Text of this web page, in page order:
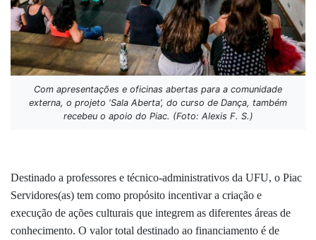
Com apresentações e oficinas abertas para a comunidade
externa, o projeto ‘Sala Aberta’, do curso de Dança, também
recebeu o apoio do Piac. (Foto: Alexis F. S.)
Destinado a professores e técnico-administrativos da UFU, o Piac
Servidores(as) tem como propósito incentivar a criação e
execução de ações culturais que integrem as diferentes áreas de
conhecimento. O valor total destinado ao financiamento é de